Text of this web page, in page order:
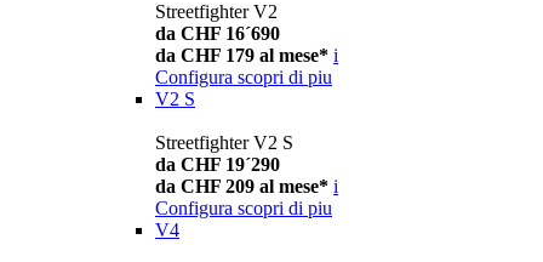
Streetfighter V2
da CHF 16´690
da CHF 179 al mese* i
Configura scopri di piu
V2 S
Streetfighter V2 S
da CHF 19´290
da CHF 209 al mese* i
Configura scopri di piu
V4